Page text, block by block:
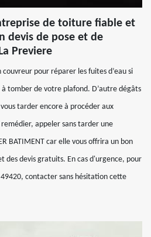
de toiture fiable et
devis de pose et de
Previere
pour réparer les fuites d’eau si
tomber de votre plafond. D’autre dégâts
tarder encore à procéder aux
appeler sans tarder une
BATIMENT car elle vous offrira un bon
des devis gratuits. En cas d'urgence, pour
contacter sans hésitation cette